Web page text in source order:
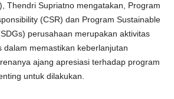
Thendri Supriatno mengatakan, Program
(CSR) dan Program Sustainable
perusahaan merupakan aktivitas
dalam memastikan keberlanjutan
ajang apresiasi terhadap program
untuk dilakukan.